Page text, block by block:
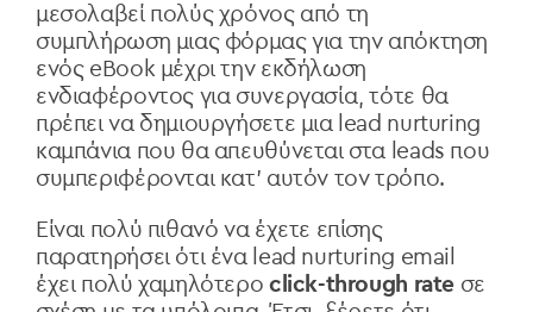
μεσολαβεί πολύς χρόνος από τη
συμπλήρωση μιας φόρμας για την απόκτηση
ενός eBook μέχρι την εκδήλωση
ενδιαφέροντος για συνεργασία, τότε θα
πρέπει να δημιουργήσετε μια lead nurturing
καμπάνια που θα απευθύνεται στα leads που
συμπεριφέρονται κατ' αυτόν τον τρόπο.
Είναι πολύ πιθανό να έχετε επίσης
παρατηρήσει ότι ένα lead nurturing email
έχει πολύ χαμηλότερο click-through rate σε